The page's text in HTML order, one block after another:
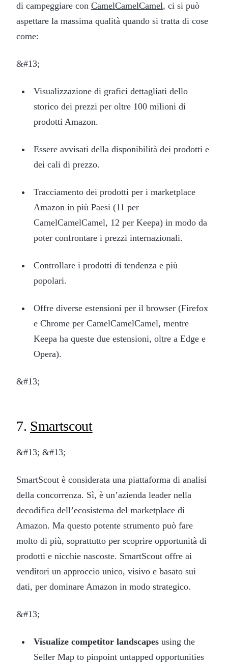
di campeggiare con CamelCamelCamel, ci si può
aspettare la massima qualità quando si tratta di cose
come:
&#13;
Visualizzazione di grafici dettagliati dello
storico dei prezzi per oltre 100 milioni di
prodotti Amazon.
Essere avvisati della disponibilità dei prodotti e
dei cali di prezzo.
Tracciamento dei prodotti per i marketplace
Amazon in più Paesi (11 per
CamelCamelCamel, 12 per Keepa) in modo da
poter confrontare i prezzi internazionali.
Controllare i prodotti di tendenza e più
popolari.
Offre diverse estensioni per il browser (Firefox
e Chrome per CamelCamelCamel, mentre
Keepa ha queste due estensioni, oltre a Edge e
Opera).
&#13;
7. Smartscout
&#13; &#13;
SmartScout è considerata una piattaforma di analisi
della concorrenza. Sì, è un’azienda leader nella
decodifica dell’ecosistema del marketplace di
Amazon. Ma questo potente strumento può fare
molto di più, soprattutto per scoprire opportunità di
prodotti e nicchie nascoste. SmartScout offre ai
venditori un approccio unico, visivo e basato sui
dati, per dominare Amazon in modo strategico.
&#13;
Visualize competitor landscapesusing the
Seller Map to pinpoint untapped opportunities